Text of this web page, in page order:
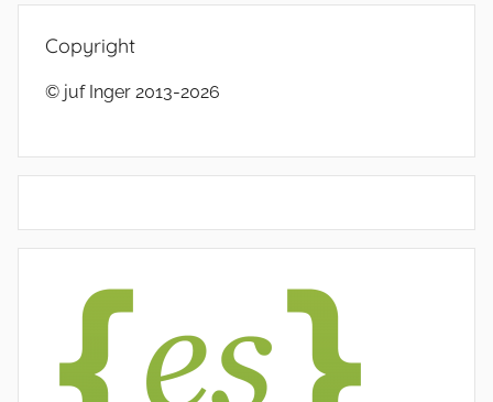
Copyright
© juf Inger 2013-2026